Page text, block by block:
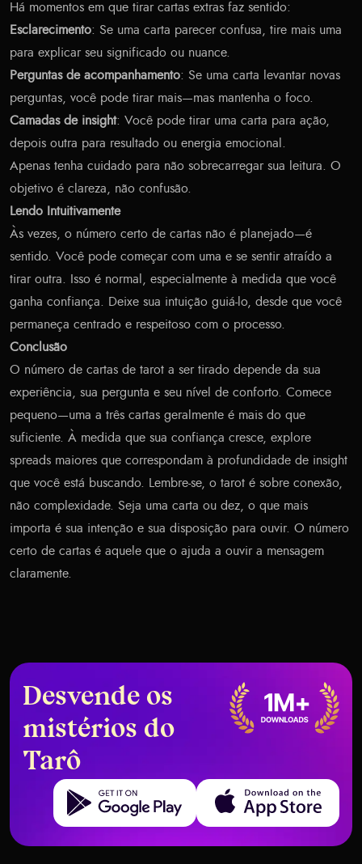
Há momentos em que tirar cartas extras faz sentido:
Esclarecimento: Se uma carta parecer confusa, tire mais uma
para explicar seu significado ou nuance.
Perguntas de acompanhamento: Se uma carta levantar novas
perguntas, você pode tirar mais—mas mantenha o foco.
Camadas de insight: Você pode tirar uma carta para ação,
depois outra para resultado ou energia emocional.
Apenas tenha cuidado para não sobrecarregar sua leitura. O
objetivo é clareza, não confusão.
Lendo Intuitivamente
Às vezes, o número certo de cartas não é planejado—é
sentido. Você pode começar com uma e se sentir atraído a
tirar outra. Isso é normal, especialmente à medida que você
ganha confiança. Deixe sua intuição guiá-lo, desde que você
permaneça centrado e respeitoso com o processo.
Conclusão
O número de cartas de tarot a ser tirado depende da sua
experiência, sua pergunta e seu nível de conforto. Comece
pequeno—uma a três cartas geralmente é mais do que
suficiente. À medida que sua confiança cresce, explore
spreads maiores que correspondam à profundidade de insight
que você está buscando. Lembre-se, o tarot é sobre conexão,
não complexidade. Seja uma carta ou dez, o que mais
importa é sua intenção e sua disposição para ouvir. O número
certo de cartas é aquele que o ajuda a ouvir a mensagem
claramente.
Desvende os
mistérios do
Tarô
Get it on Google Play Download on the App Store